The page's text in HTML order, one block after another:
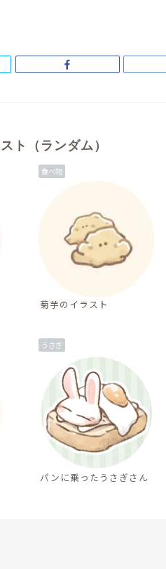
ト（ランダム）
食べ物
菊芋のイラスト
うさぎ
パンに乗ったうさぎさん